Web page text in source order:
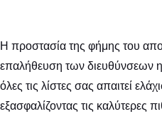
Η προστασία της φήμης του
επαλήθευση των διευθύνσεων
όλες τις λίστες σας απαιτεί
εξασφαλίζοντας τις καλύτερες